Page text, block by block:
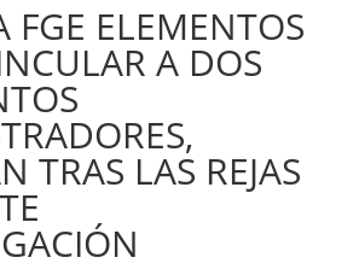
FGE ELEMENTOS
A DOS
TRAS LAS REJAS